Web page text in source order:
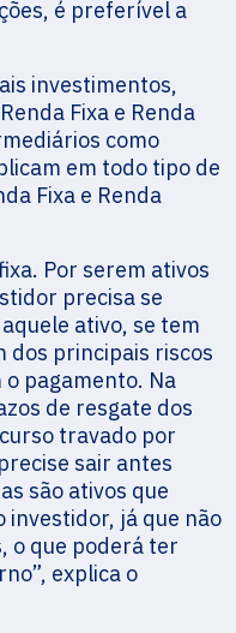
é preferível a
investimentos,
Fixa e Renda
como
em todo tipo de
Fixa e Renda
Por serem ativos
precisa se
ativo, se tem
dos principais riscos
pagamento. Na
de resgate dos
travado por
sair antes
são ativos que
investidor, já que não
o que poderá ter
explica o